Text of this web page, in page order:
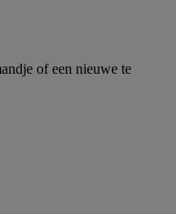
of een nieuwe te